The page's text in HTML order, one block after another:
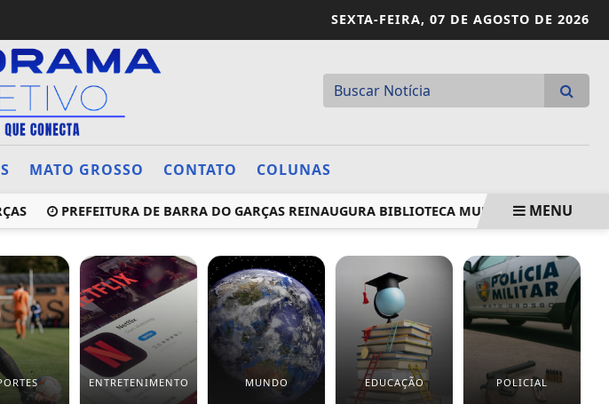
SEXTA-FEIRA, 07 DE AGOSTO DE 2026
MATO GROSSO CONTATO COLUNAS
PREFEITURA DE BARRA DO GARÇAS REINAUGURA BIBLIOTECA MUNICIPAL VALDON
MENU
ENTRETENIMENTO MUNDO EDUCAÇÃO POLICIAL